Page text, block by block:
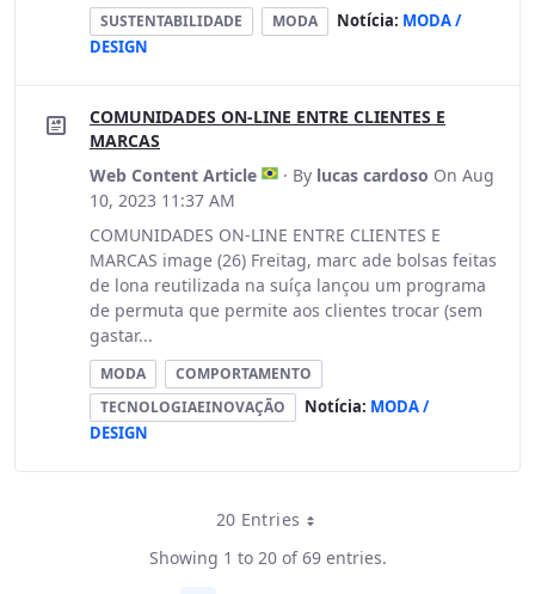
SUSTENTABILIDADE MODA Notícia: MODA /
DESIGN
COMUNIDADES ON-LINE ENTRE CLIENTES E
MARCAS
Web Content Article
· By lucas cardoso On Aug
10, 2023 11:37 AM
COMUNIDADES ON-LINE ENTRE CLIENTES E
MARCAS image (26) Freitag, marc ade bolsas feitas
de lona reutilizada na suíça lançou um programa
de permuta que permite aos clientes trocar (sem
gastar...
MODA
COMPORTAMENTO
TECNOLOGIAEINOVAÇÃO
Notícia: MODA /
DESIGN
20 EntriesPer Page
Showing 1 to 20 of 69 entries.